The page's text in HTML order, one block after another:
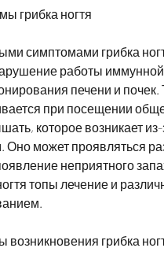
грибка ногтя
симптомами грибка
работы
печени и почек.
при посещении
которое возникает
Оно может проявляться
неприятного
топы лечение и
возникновения грибка